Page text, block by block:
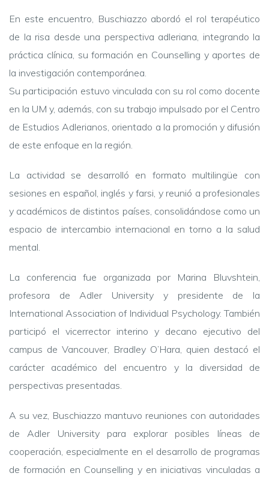
En este encuentro, Buschiazzo abordó el rol terapéutico
de la risa desde una perspectiva adleriana, integrando la
práctica clínica, su formación en Counselling y aportes de
la investigación contemporánea.
Su participación estuvo vinculada con su rol como docente
en la UM y, además, con su trabajo impulsado por el Centro
de Estudios Adlerianos, orientado a la promoción y difusión
de este enfoque en la región.
La actividad se desarrolló en formato multilingüe con
sesiones en español, inglés y farsi, y reunió a profesionales
y académicos de distintos países, consolidándose como un
espacio de intercambio internacional en torno a la salud
mental.
La conferencia fue organizada por Marina Bluvshtein,
profesora de Adler University y presidente de la
International Association of Individual Psychology. También
participó el vicerrector interino y decano ejecutivo del
campus de Vancouver, Bradley O’Hara, quien destacó el
carácter académico del encuentro y la diversidad de
perspectivas presentadas.
A su vez, Buschiazzo mantuvo reuniones con autoridades
de Adler University para explorar posibles líneas de
cooperación, especialmente en el desarrollo de programas
de formación en Counselling y en iniciativas vinculadas a